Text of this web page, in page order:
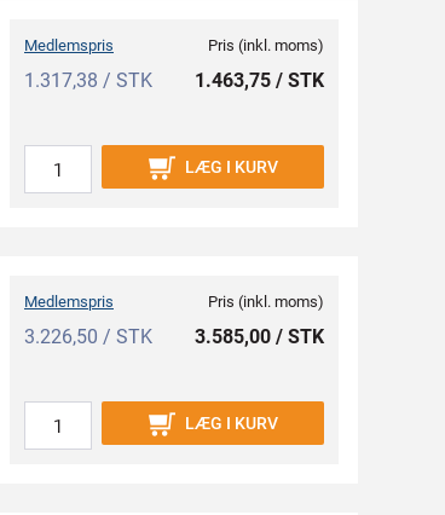
Medlemspris
1.317,38 / STK
Pris (inkl. moms)
1.463,75 / STK
LÆG I KURV
Medlemspris
3.226,50 / STK
Pris (inkl. moms)
3.585,00 / STK
LÆG I KURV